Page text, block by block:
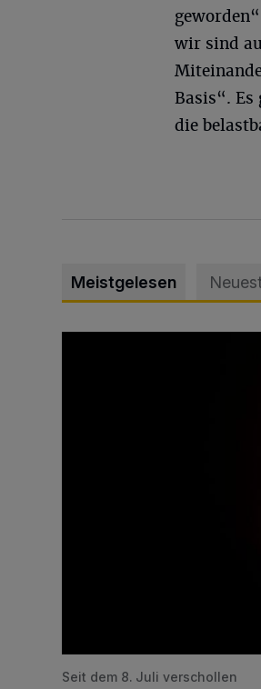
wir sind
Basis“.
die
Meistgelesen
Seit dem 8. Juli verschollen